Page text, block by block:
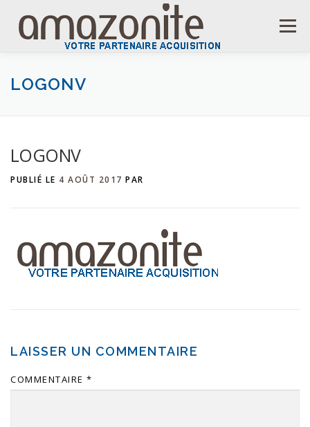
contenu
Menu
ACCUEIL
LOGONV
LOGONV
PUBLIÉ LE 4 AOÛT 2017 PAR
LAISSER UN COMMENTAIRE
COMMENTAIRE *